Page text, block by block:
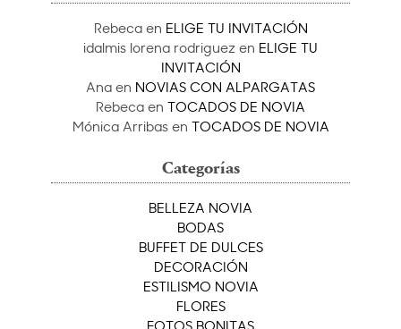
Rebecaen ELIGE TU INVITACIÓN
idalmis lorena rodriguez en ELIGE TU
INVITACIÓN
Ana en NOVIAS CON ALPARGATAS
Rebeca en TOCADOS DE NOVIA
Mónica Arribasen TOCADOS DE NOVIA
Categorías
BELLEZA NOVIA
BODAS
BUFFET DE DULCES
DECORACIÓN
ESTILISMO NOVIA
FLORES